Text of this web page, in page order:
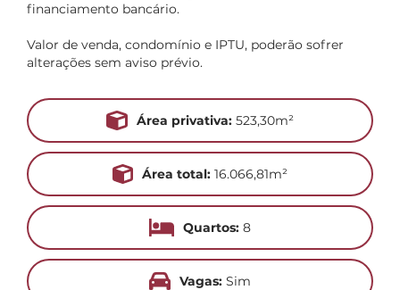
financiamento bancário.
Valor de venda, condomínio e IPTU, poderão sofrer
alterações sem aviso prévio.
Área privativa:523,30m²
Área total: 16.066,81m²
Quartos: 8
Vagas:Sim